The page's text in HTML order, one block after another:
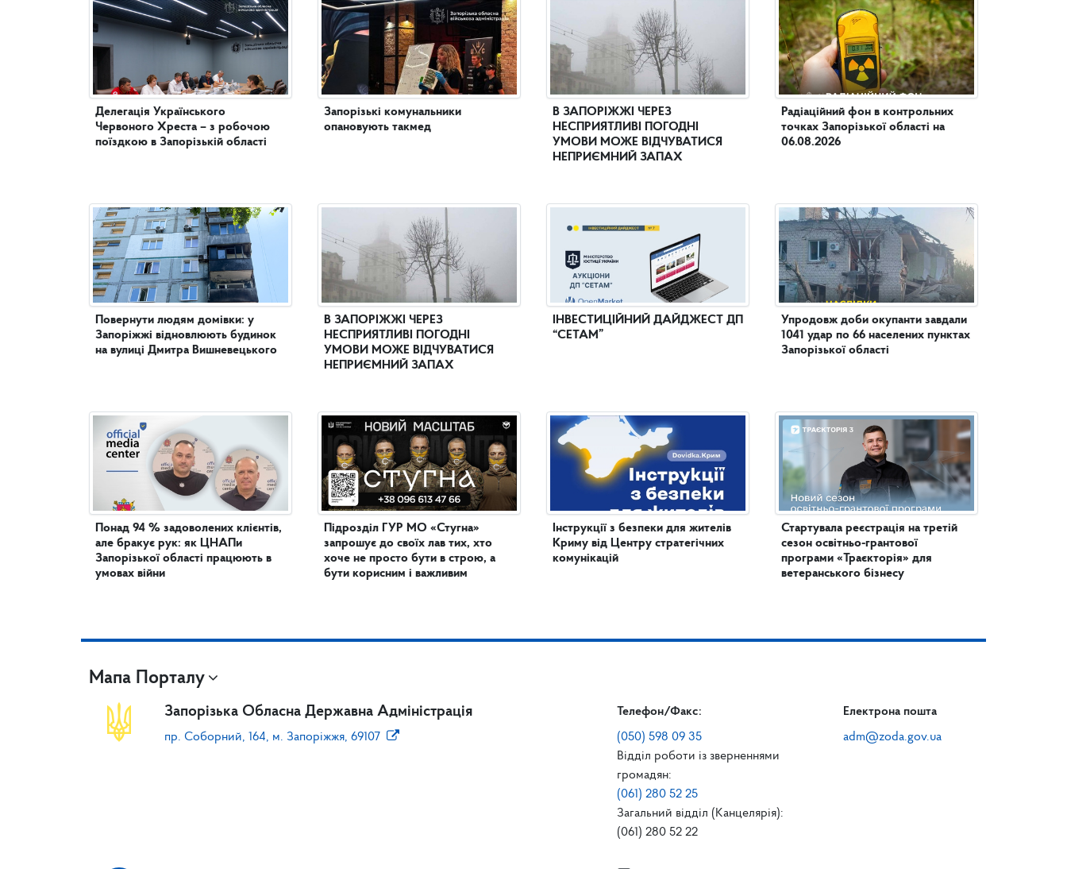
Делегація Українського
Червоного Хреста – з робочою
поїздкою в Запорізькій області
Повернути людям домівки: у
Запоріжжі відновлюють будинок
на вулиці Дмитра Вишневецького
Понад 94 % задоволених клієнтів,
але бракує рук: як ЦНАПи
Запорізької області працюють в
умовах війни
Запорізькі комунальники
опановують такмед
В ЗАПОРІЖЖІ ЧЕРЕЗ
НЕСПРИЯТЛИВІ ПОГОДНІ
УМОВИ МОЖЕ ВІДЧУВАТИСЯ
НЕПРИЄМНИЙ ЗАПАХ
Підрозділ ГУР МО «Стугна»
запрошує до своїх лав тих, хто
хоче не просто бути в строю, а
бути корисним і важливим
В ЗАПОРІЖЖІ ЧЕРЕЗ
НЕСПРИЯТЛИВІ ПОГОДНІ
УМОВИ МОЖЕ ВІДЧУВАТИСЯ
НЕПРИЄМНИЙ ЗАПАХ
ІНВЕСТИЦІЙНИЙ ДАЙДЖЕСТ ДП
“СЕТАМ”
Інструкції з безпеки для жителів
Криму від Центру стратегічних
комунікацій
Радіаційний фон в контрольних
точках Запорізької області на
06.08.2026
Упродовж доби окупанти завдали
1041 удар по 66 населених пунктах
Запорізької області
Стартувала реєстрація на третій
сезон освітньо-грантової
програми «Траєкторія» для
ветеранського бізнесу
Мапа Порталу
Запорізька Обласна Державна Адміністрація
пр. Соборний, 164, м. Запоріжжя, 69107
Телефон/Факс:
(050) 598 09 35
Відділ роботи із зверненнями
громадян:
(061) 280 52 25
Загальний відділ (Канцелярія):
(061) 280 52 22
Електрона пошта
adm@zoda.gov.ua